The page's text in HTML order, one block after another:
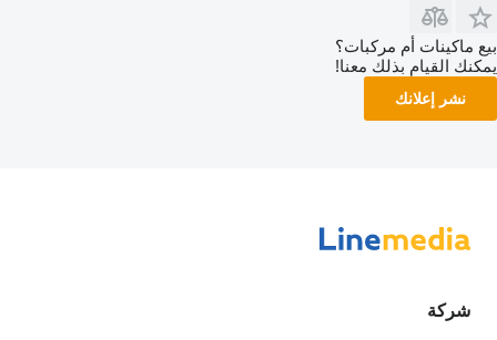
بيع ماكينات أم مركبات؟
يمكنك القيام بذلك معنا!
نشر إعلانك
شركة